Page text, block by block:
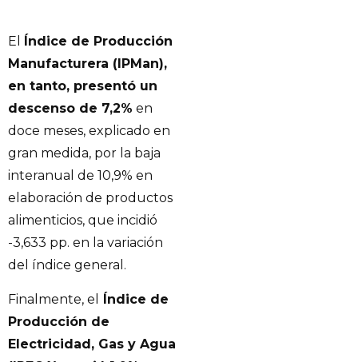
El
Índice de Producción
Manufacturera (IPMan),
en tanto, presentó un
descenso de 7,2% en
doce meses, explicado en
gran medida, por la baja
interanual de 10,9% en
elaboración de productos
alimenticios, que incidió
-3,633 pp. en la variación
del índice general.
Finalmente, el
Índice de
Producción de
Electricidad, Gas y Agua